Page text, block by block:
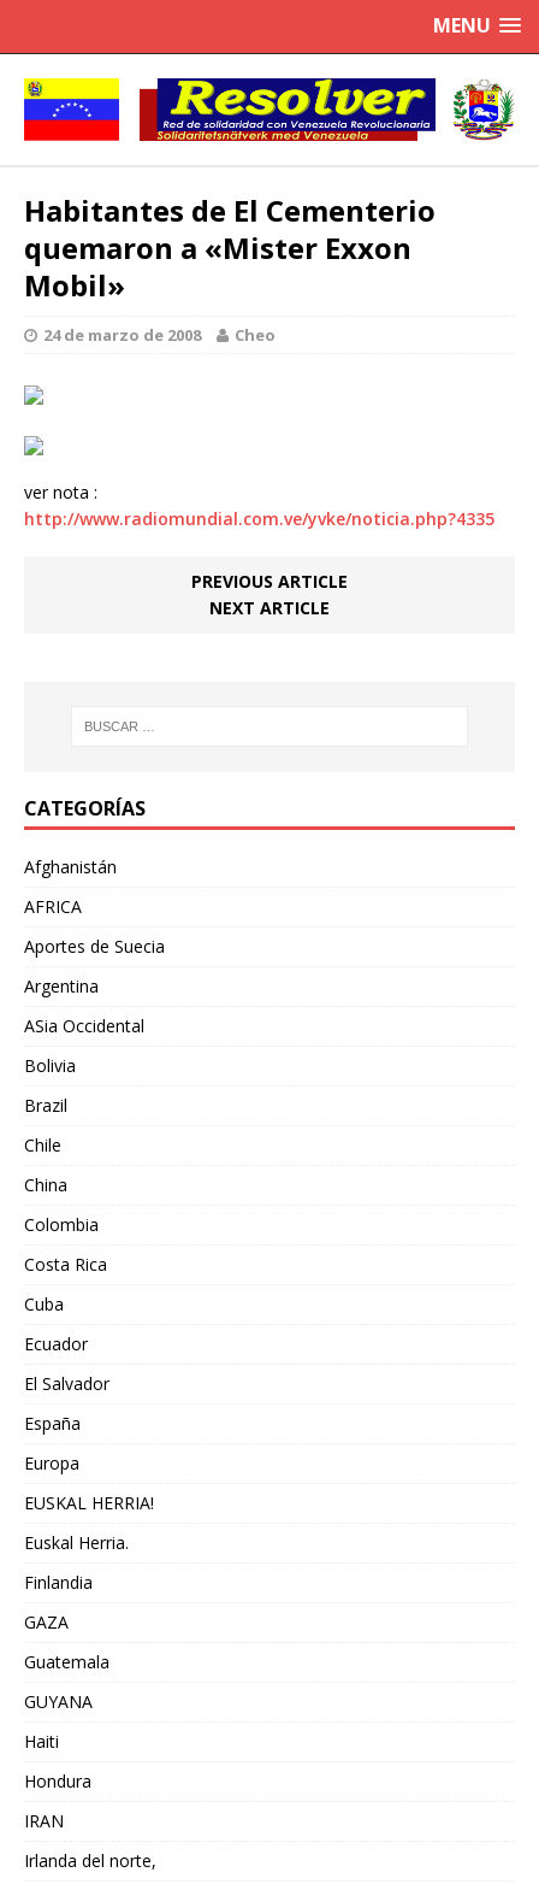
MENU
Habitantes de El Cementerio
quemaron a «Mister Exxon
Mobil»
24 de marzo de 2008 Cheo
ver nota :
http://www.radiomundial.com.ve/yvke/noticia.php?4335
PREVIOUS ARTICLE
NEXT ARTICLE
CATEGORÍAS
Afghanistán
AFRICA
Aportes de Suecia
Argentina
ASia Occidental
Bolivia
Brazil
Chile
China
Colombia
Costa Rica
Cuba
Ecuador
El Salvador
España
Europa
EUSKAL HERRIA!
Euskal Herria.
Finlandia
GAZA
Guatemala
GUYANA
Haiti
Hondura
IRAN
Irlanda del norte,